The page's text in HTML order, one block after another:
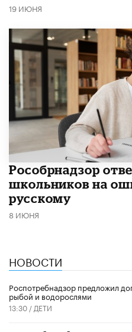
19 ИЮНЯ
Рособрнадзор
школьников на
русскому
8 ИЮНЯ
НОВОСТИ
Роспотребнадзор предложил
рыбой и водорослями
13:30 / ДЕТИ